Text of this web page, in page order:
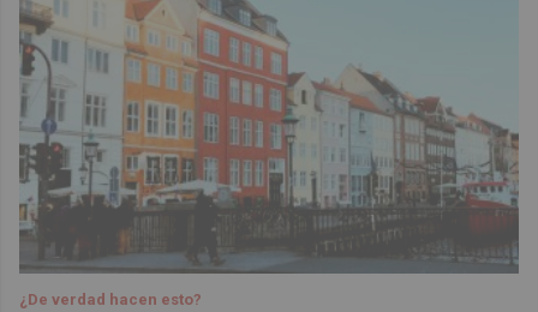
¿De verdad hacen esto?